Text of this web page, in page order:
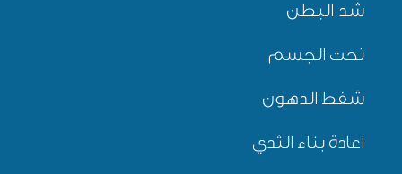
شد البطن
نحت الجسم
شفط الدهون
اعادة بناء الثدي